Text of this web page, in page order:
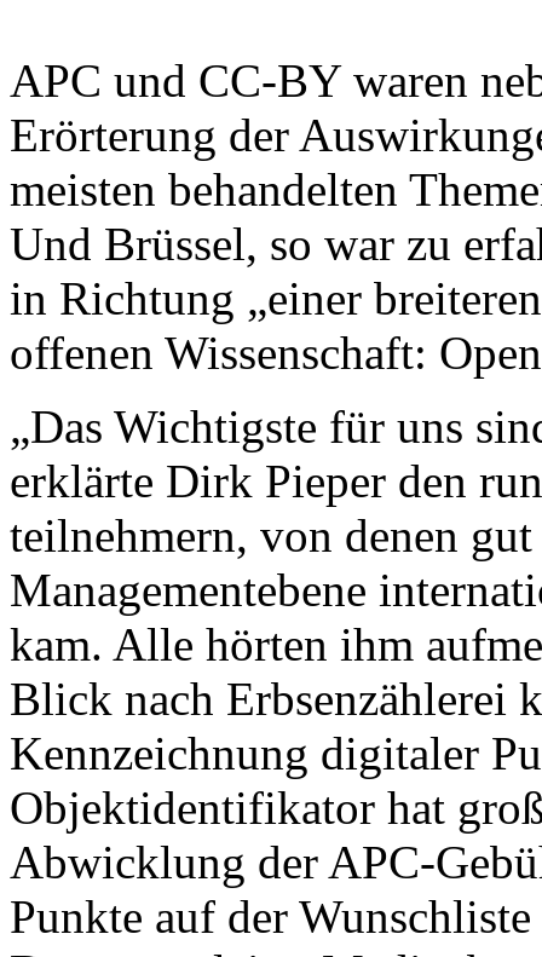
APC und CC-BY waren
Erörterung der
meisten behandelten
Und Brüssel, so war zu
in Richtung „einer
offenen Wissenschaft:
„Das Wichtigste für uns
erklärte Dirk Pieper den
teilnehmern, von denen
Managementebene
kam. Alle hörten ihm
Blick nach Erbsenzählerei
Kennzeichnung digitaler
Objektidentifikator hat
Abwicklung der APC-
Punkte auf der